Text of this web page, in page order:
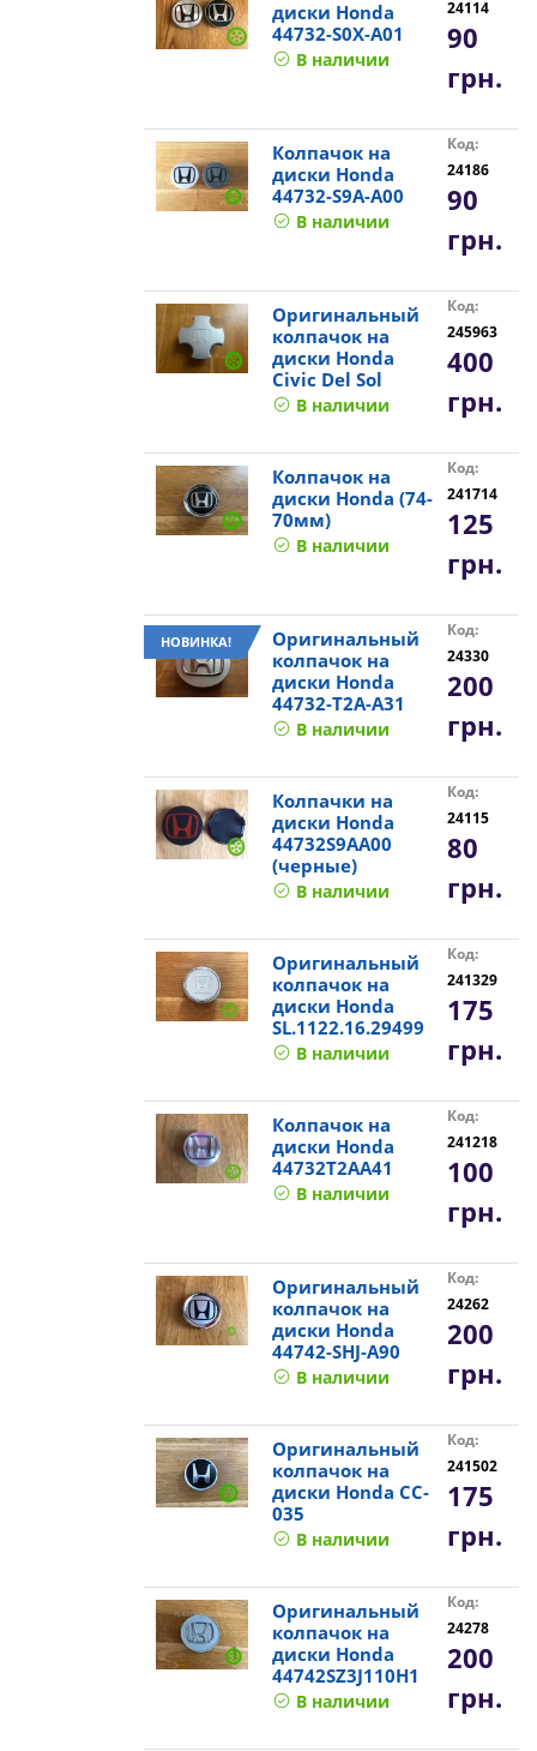
диски Honda
44732-S0X-A01
В наличии
24114
90
грн.
Колпачок на
диски Honda
44732-S9A-A00
В наличии
Код:
24186
90
грн.
Оригинальный
колпачок на
диски Honda
Civic Del Sol
В наличии
Код:
245963
400
грн.
Колпачок на
диски Honda (74-
70мм)
В наличии
Код:
241714
125
грн.
НОВИНКА!
Оригинальный
колпачок на
диски Honda
44732-T2A-A31
В наличии
Код:
24330
200
грн.
Колпачки на
диски Honda
44732S9AA00
(черные)
В наличии
Код:
24115
80
грн.
Оригинальный
колпачок на
диски Honda
SL.1122.16.29499
В наличии
Код:
241329
175
грн.
Колпачок на
диски Honda
44732T2AA41
В наличии
Код:
241218
100
грн.
Оригинальный
колпачок на
диски Honda
44742-SHJ-A90
В наличии
Код:
24262
200
грн.
Оригинальный
колпачок на
диски Honda CC-
035
В наличии
Код:
241502
175
грн.
Оригинальный
колпачок на
диски Honda
44742SZ3J110H1
В наличии
Код:
24278
200
грн.